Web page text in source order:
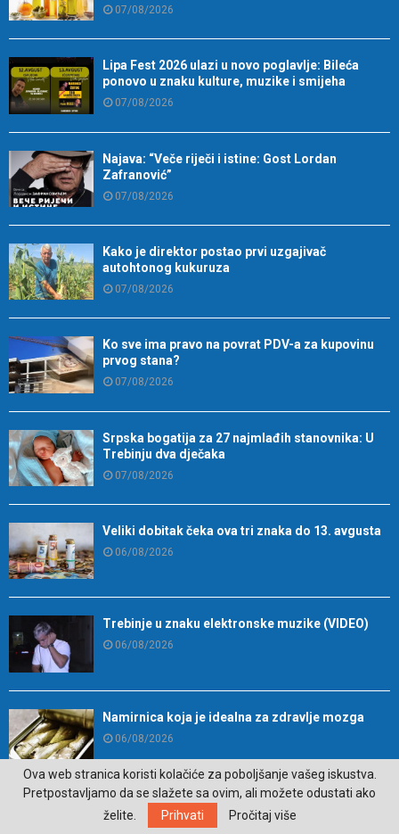
07/08/2026
Lipa Fest 2026 ulazi u novo poglavlje: Bileća
ponovo u znaku kulture, muzike i smijeha
07/08/2026
Najava: “Veče riječi i istine: Gost Lordan
Zafranović”
07/08/2026
Kako je direktor postao prvi uzgajivač
autohtonog kukuruza
07/08/2026
Ko sve ima pravo na povrat PDV-a za kupovinu
prvog stana?
07/08/2026
Srpska bogatija za 27 najmlađih stanovnika: U
Trebinju dva dječaka
07/08/2026
Veliki dobitak čeka ova tri znaka do 13. avgusta
06/08/2026
Trebinje u znaku elektronske muzike (VIDEO)
06/08/2026
Namirnica koja je idealna za zdravlje mozga
06/08/2026
Bingo Group i ove godine otvara vrata VIP
događaja građanima: Osvojite ulaznice za
Ova web stranica koristi kolačiće za poboljšanje vašeg iskustva.
Pretpostavljamo da se slažete sa ovim, ali možete odustati ako
želite.
Prihvati Pročitaj više